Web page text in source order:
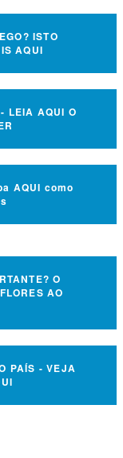
ISTO
AQUI
LEIA AQUI O
AQUI como
O
AO
PAÍS - VEJA